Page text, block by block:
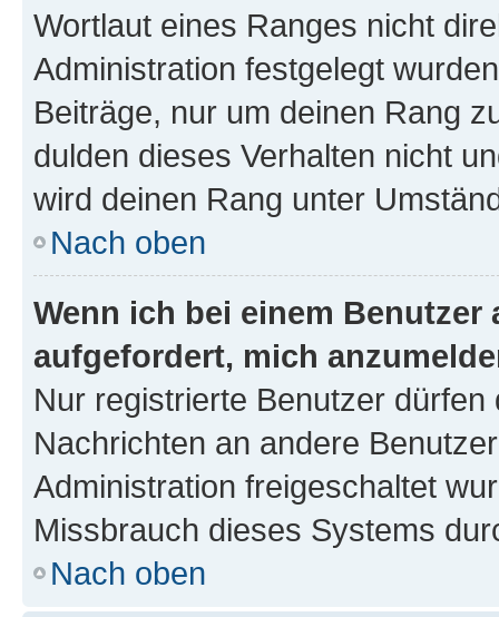
Wortlaut eines Ranges nicht
Administration festgelegt
Beiträge, nur um deinen Rang
dulden dieses Verhalten nicht
wird deinen Rang unter
Nach oben
Wenn ich bei einem
aufgefordert, mich
Nur registrierte Benutzer
Nachrichten an andere
Administration freigeschaltet
Missbrauch dieses Systems
Nach oben